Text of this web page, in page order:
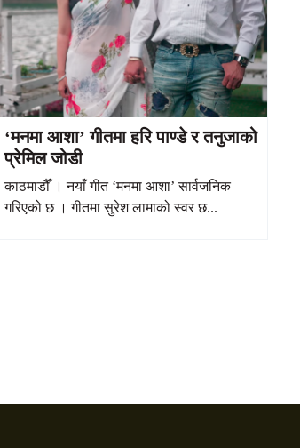
‘मनमा आशा’ गीतमा हरि पाण्डे र तनुजाको
प्रेमिल जोडी
काठमाडौँ । नयाँ गीत ‘मनमा आशा’ सार्वजनिक
गरिएको छ । गीतमा सुरेश लामाको स्वर छ...